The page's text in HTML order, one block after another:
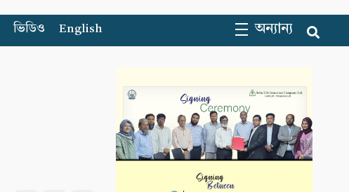
ভিডিও English অন্যান্য